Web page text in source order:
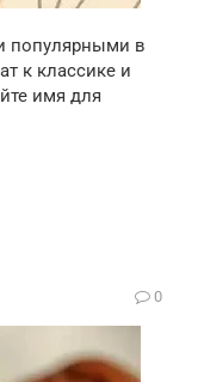
популярными в
к классике и
имя для
0